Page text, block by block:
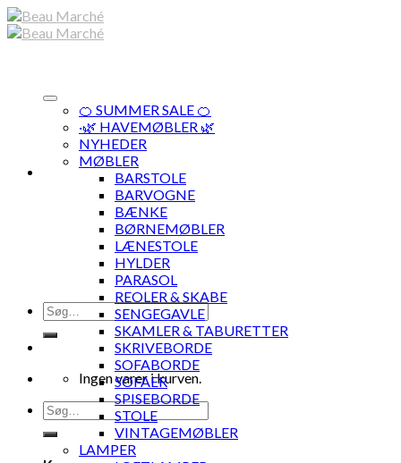
Skip
to
Søg
efter:
Ingen varer i kurven.
Søg
efter:
🍊 SUMMER SALE 🍊
·🌿 HAVEMØBLER 🌿
NYHEDER
MØBLER
BARSTOLE
BARVOGNE
BÆNKE
BØRNEMØBLER
LÆNESTOLE
HYLDER
PARASOL
REOLER & SKABE
SENGEGAVLE
SKAMLER & TABURETTER
SKRIVEBORDE
SOFABORDE
SOFAER
SPISEBORDE
STOLE
VINTAGEMØBLER
LAMPER